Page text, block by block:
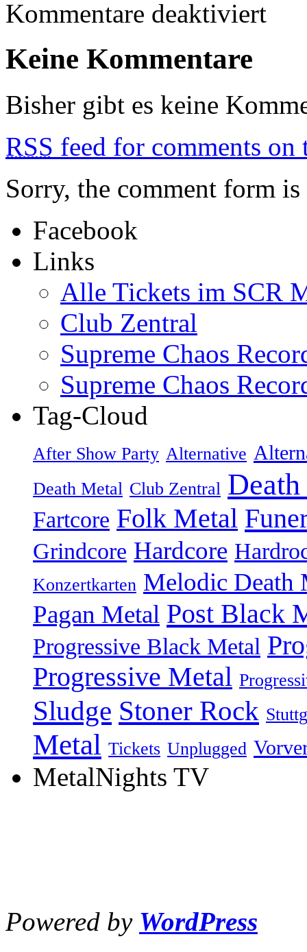
Kommentare deaktiviert
Moment
Keine Kommentare
Bisher gibt es keine
RSS feed for comments on
Sorry, the comment form
Facebook
Links
Alle Tickets im SCR
Club Zentral
Supreme Chaos
Supreme Chaos
Tag-Cloud
After Show Party Alternative
Death Metal Club Zentral
Fartcore Folk Metal
Grindcore Hardcore
Konzertkarten Melodic Death
Pagan Metal Post Black
Progressive Black Metal
Progressive Metal
Sludge Stoner Rock
Metal Tickets Unplugged
MetalNights TV
Powered by WordPress